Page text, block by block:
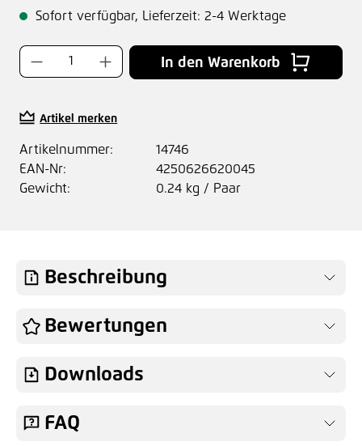
Sofort verfügbar, Lieferzeit: 2-4 Werktage
Produkt Anzahl: Gib den gewünschten
In den Warenkorb
Artikel merken
Artikelnummer:
14746
EAN-Nr:
4250626620045
Gewicht:
0.24 kg / Paar
Beschreibung
Bewertungen
Downloads
FAQ